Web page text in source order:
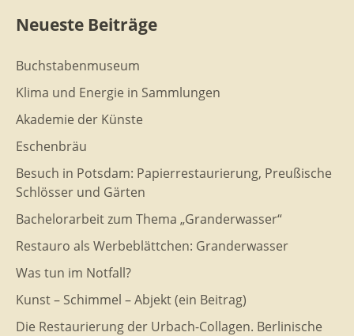
Neueste Beiträge
Buchstabenmuseum
Klima und Energie in Sammlungen
Akademie der Künste
Eschenbräu
Besuch in Potsdam: Papierrestaurierung, Preußische
Schlösser und Gärten
Bachelorarbeit zum Thema „Granderwasser“
Restauro als Werbeblättchen: Granderwasser
Was tun im Notfall?
Kunst – Schimmel – Abjekt (ein Beitrag)
Die Restaurierung der Urbach-Collagen. Berlinische